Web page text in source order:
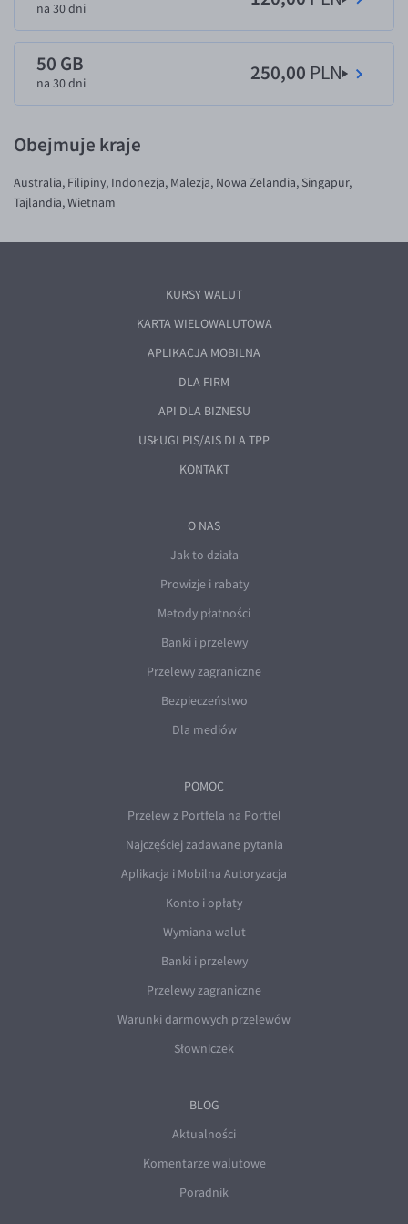
EUR/USD
EUR/GBP
EUR/CHF
EUR/DKK
EUR/NOK
EUR/SEK
na 30 dni
50 GB
na 30 dni 250,00 PLN
Obejmuje kraje
Australia, Filipiny, Indonezja, Malezja, Nowa Zelandia, Singapur,
Tajlandia, Wietnam
KURSY WALUT
KARTA WIELOWALUTOWA
APLIKACJA MOBILNA
DLA FIRM
API DLA BIZNESU
USŁUGI PIS/AIS DLA TPP
KONTAKT
O NAS
Jak to działa
Prowizje i rabaty
Metody płatności
Banki i przelewy
Przelewy zagraniczne
Bezpieczeństwo
Dla mediów
POMOC
Przelew z Portfela na Portfel
Najczęściej zadawane pytania
Aplikacja i Mobilna Autoryzacja
Konto i opłaty
Wymiana walut
Banki i przelewy
Przelewy zagraniczne
Warunki darmowych przelewów
Słowniczek
BLOG
Aktualności
Komentarze walutowe
Poradnik